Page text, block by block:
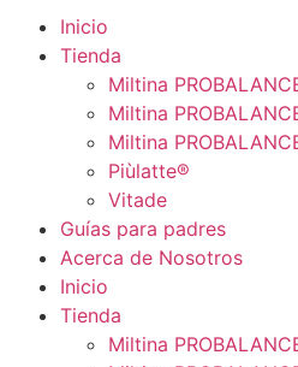
Inicio
Tienda
Miltina
Miltina
Miltina
Piùlatte®
Vitade
Guías para padres
Acerca de Nosotros
Inicio
Tienda
Miltina